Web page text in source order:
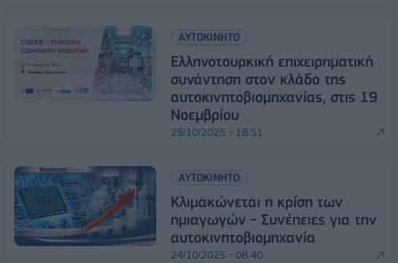
ΑΥΤΟΚΙΝΗΤΟ
Ελληνοτουρκική επιχειρηματική
συνάντηση στον κλάδο της
αυτοκινητοβιομηχανίας, στις 19
Νοεμβρίου
29/10/2025 - 18:51
ΑΥΤΟΚΙΝΗΤΟ
Κλιμακώνεται η κρίση των
ημιαγωγών - Συνέπειες για την
αυτοκινητοβιομηχανία
24/10/2025 - 08:40